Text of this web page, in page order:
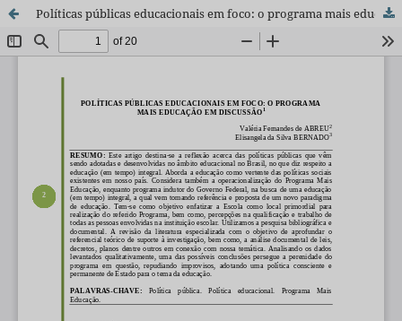
Políticas públicas educacionais em foco: o programa mais educação em discussão